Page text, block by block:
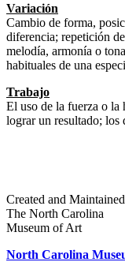
Variación
Cambio de forma,
diferencia; repetición
melodía, armonía o
habituales de una
Trabajo
El uso de la fuerza o la
lograr un resultado; los
Created and
The North Carolina
Museum of Art
North Carolina